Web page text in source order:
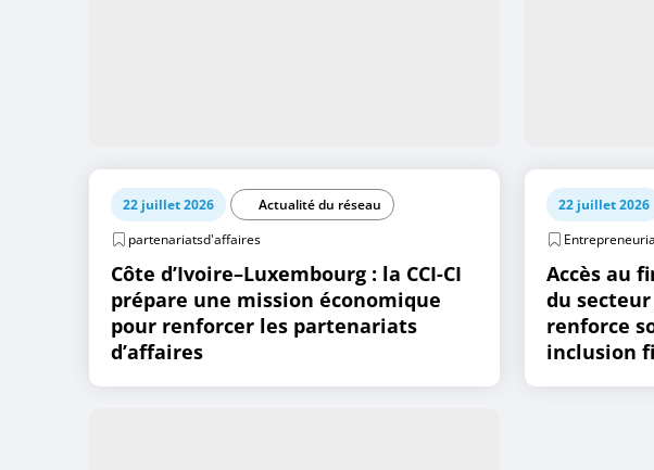
22 juillet 2026
Actualité du réseau
partenariatsd'affaires
Côte d’Ivoire–Luxembourg : la CCI-CI
prépare une mission économique
pour renforcer les partenariats
d’affaires
22 juillet 2026
Accès au
du
renforce
inclusion